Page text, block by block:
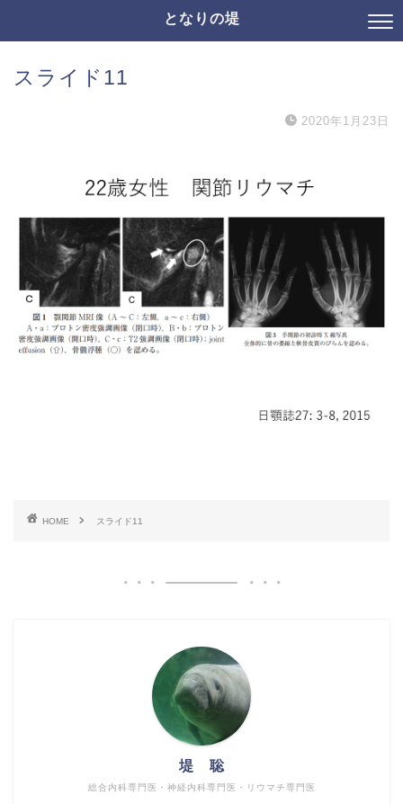
となりの堤
スライド11
2020年1月23日
HOME スライド11
総合内科専門医・神経内科専門医・リウマチ専門医
堤 聡